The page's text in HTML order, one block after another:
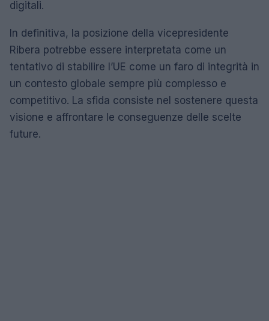
digitali.
In definitiva, la posizione della vicepresidente
Ribera potrebbe essere interpretata come un
tentativo di stabilire l’UE come un faro di integrità in
un contesto globale sempre più complesso e
competitivo. La sfida consiste nel sostenere questa
visione e affrontare le conseguenze delle scelte
future.